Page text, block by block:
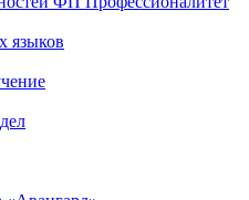
языков